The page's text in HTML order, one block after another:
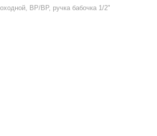
ВР/ВР, ручка бабочка 1/2"